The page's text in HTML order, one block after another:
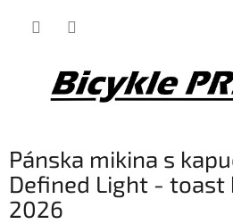
Pánska mikina s
Defined Light -
2026